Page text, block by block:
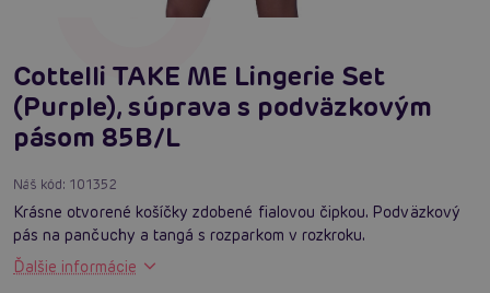
Cottelli TAKE ME Lingerie Set
(Purple), súprava s podväzkovým
pásom 85B/L
Náš kód: 101352
Krásne otvorené košíčky zdobené fialovou čipkou. Podväzkový
pás na pančuchy a tangá s rozparkom v rozkroku.
Ďalšie informácie